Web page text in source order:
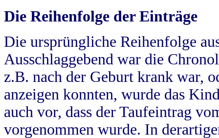
Die Reihenfolge der Einträge
Die ursprüngliche Reihenfolge
Ausschlaggebend war die
z.B. nach der Geburt krank war,
anzeigen konnten, wurde das
auch vor, dass der Taufeintrag
vorgenommen wurde. In